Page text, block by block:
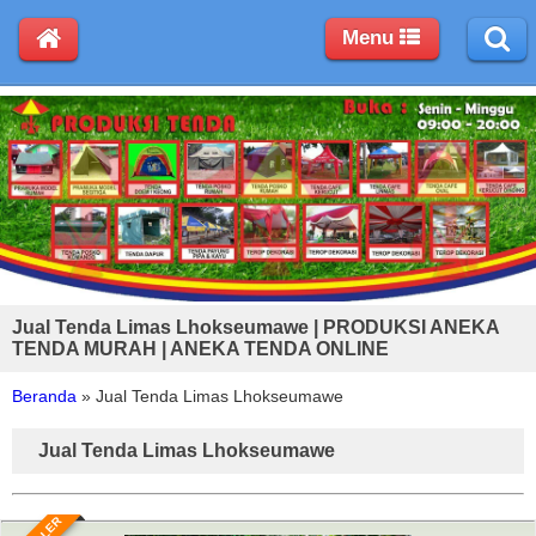
Jual Tenda Limas Lhokseumawe | PRODUKSI ANEKA
TENDA MURAH | ANEKA TENDA ONLINE
Beranda » Jual Tenda Limas Lhokseumawe
Jual Tenda Limas Lhokseumawe
Menu